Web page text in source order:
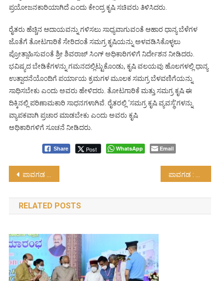
ಪ್ರಯೋಜನಕಾರಿಯಾಗಿದೆ ಎಂದು ಕೇಂದ್ರ ಕೃಷಿ ಸಚಿವರು ತಿಳಿಸಿದರು.
ರೈತರು ಹೆಚ್ಚಿನ ಆದಾಯವನ್ನು ಗಳಿಸಲು ಸಾಧ್ಯವಾಗುವಂತೆ ಆಹಾರ ಧಾನ್ಯ ಬೆಳೆಗಳ
ಜೊತೆಗೆ ತೋಟಗಾರಿಕೆ ಸೇರಿದಂತೆ ಸಮಗ್ರ ಕೃಷಿಯನ್ನು ಅಳವಡಿಸಿಕೊಳ್ಳಲು
ಪ್ರೋತ್ಸಾಹಿಸುವಂತೆ ಶ್ರೀ ಶಿವರಾಜ್ ಸಿಂಗ್ ಅಧಿಕಾರಿಗಳಿಗೆ ನಿರ್ದೇಶನ ನೀಡಿದರು.
ಭವಿಷ್ಯದ ಬೇಡಿಕೆಗಳನ್ನು ಗಮನದಲ್ಲಿಟ್ಟುಕೊಂಡು, ಕೃಷಿ ವಲಯವು ಹೊಲಗಳಲ್ಲಿ ಧಾನ್ಯ
ಉತ್ಪಾದನೆಯೊಂದಿಗೆ ಪರ್ಯಾಯ ಕ್ರಮಗಳ ಮೂಲಕ ಸಮಗ್ರ ಬೆಳವಣಿಗೆಯನ್ನು
ಸಾಧಿಸಬೇಕು ಎಂದು ಅವರು ಹೇಳಿದರು. ತೋಟಗಾರಿಕೆ ಮತ್ತು ಸಮಗ್ರ ಕೃಷಿ ಈ
ದಿಕ್ಕಿನಲ್ಲಿ ಪರಿಣಾಮಕಾರಿ ಸಾಧನಗಳಾಗಿವೆ. ರೈತರಲ್ಲಿ ‘ಸಮಗ್ರ ಕೃಷಿ ವ್ಯವಸ್ಥೆ’ಗಳನ್ನು
ವ್ಯಾಪಕವಾಗಿ ಪ್ರಚಾರ ಮಾಡಬೇಕು ಎಂದು ಅವರು ಕೃಷಿ
ಅಧಿಕಾರಿಗಳಿಗೆ ಸೂಚನೆ ನೀಡಿದರು.
Share Post WhatsApp Email
Post
navigation
ಪಾವಗಡ : ಶ್ರೀ ಕ್ಷೇತ್ರ ಧರ್ಮಸ್ಥಳದ ಬಗ್ಗೆ ಅಪಪ್ರಚಾರ ಸಲ್ಲದು….!
RELATED POSTS